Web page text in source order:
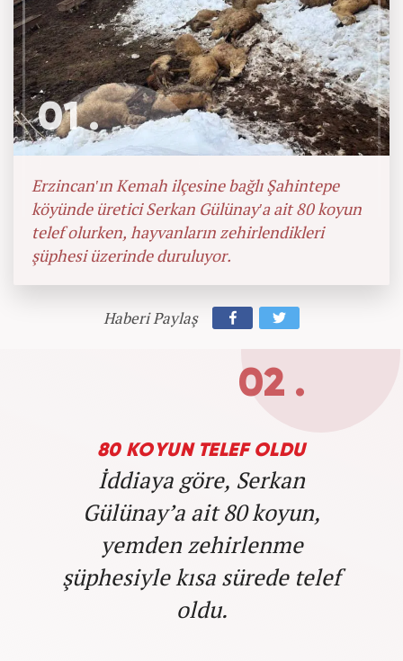
01 .
Erzincan'ın Kemah ilçesine bağlı Şahintepe
köyünde üretici Serkan Gülünay'a ait 80 koyun
telef olurken, hayvanların zehirlendikleri
şüphesi üzerinde duruluyor.
Haberi Paylaş
02 .
80 KOYUN TELEF OLDU
İddiaya göre, Serkan
Gülünay’a ait 80 koyun,
yemden zehirlenme
şüphesiyle kısa sürede telef
oldu.